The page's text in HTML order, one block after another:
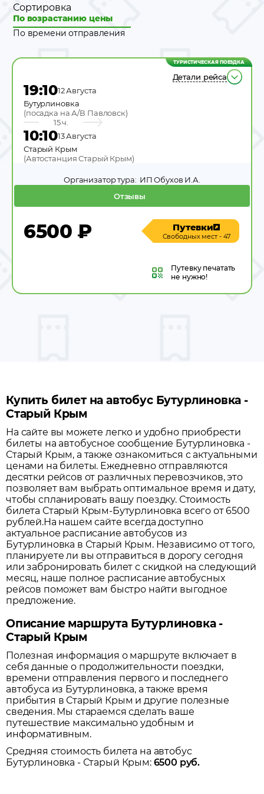
Сортировка
По возрастанию цены
По времени отправления
ТУРИСТИЧЕСКАЯ ПОЕЗДКА
Детали рейса
19:1012 Августа
Бутурлиновка
(посадка на А/В Павловск)
15 ч.
10:1013 Августа
Старый Крым
(Автостанция Старый Крым)
Отзывы
Организатор тура: ИП Обухов И.А.
6500 ₽ Путевки
Свободных мест - 47
Путевкупечатать
не нужно!
Купить билет на автобус Бутурлиновка -
Старый Крым
На сайте вы можете легко и удобно приобрести
билеты на автобусное сообщение Бутурлиновка -
Старый Крым, а также ознакомиться с актуальными
ценами на билеты. Ежедневно отправляются
десятки рейсов от различных перевозчиков, это
позволяет вам выбрать оптимальное время и дату,
чтобы спланировать вашу поездку. Стоимость
билета Старый Крым-Бутурлиновка всего от 6500
рублей.На нашем сайте всегда доступно
актуальное расписание автобусов из
Бутурлиновка в Старый Крым. Независимо от того,
планируете ли вы отправиться в дорогу сегодня
или забронировать билет с скидкой на следующий
месяц, наше полное расписание автобусных
рейсов поможет вам быстро найти выгодное
предложение.
Описание маршрута Бутурлиновка -
Старый Крым
Полезная информация о маршруте включает в
себя данные о продолжительности поездки,
времени отправления первого и последнего
автобуса из Бутурлиновка, а также время
прибытия в Старый Крым и другие полезные
сведения. Мы стараемся сделать ваше
путешествие максимально удобным и
информативным.
Средняя стоимость билета на автобус
Бутурлиновка - Старый Крым: 6500 руб.